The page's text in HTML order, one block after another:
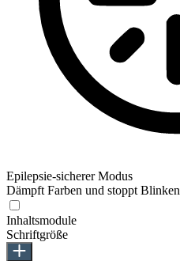
Epilepsie-sicherer Modus
Dämpft Farben und stoppt Blinken
Inhaltsmodule
Schriftgröße